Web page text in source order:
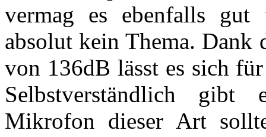
vermag es ebenfalls gut
absolut kein Thema. Dank
von 136dB lässt es sich
Selbstverständlich
Mikrofon dieser Art